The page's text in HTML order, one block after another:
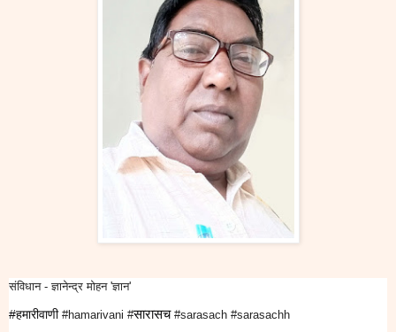
संविधान - ज्ञानेन्द्र मोहन 'ज्ञान'
#हमारीवाणी #hamarivani #सारासच #sarasach #sarasachh